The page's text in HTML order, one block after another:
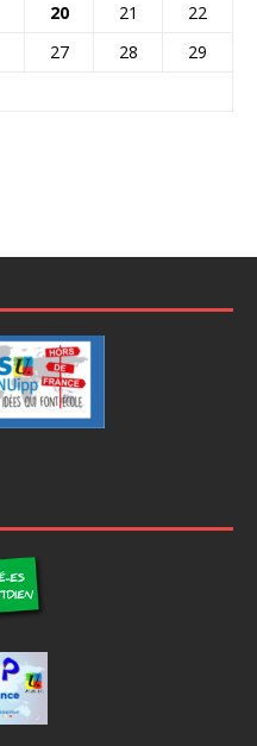
20 21
22
27 28
29